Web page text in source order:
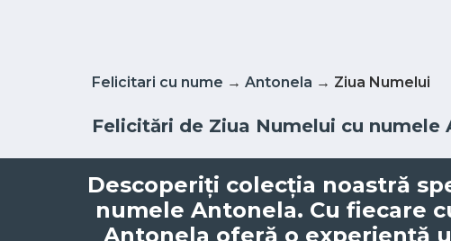
Felicitari cu nume → Antonela → Ziua Numelui
Felicitări de Ziua Numelui cu
Descoperiți colecția noastră
numele Antonela. Cu fiecare
Antonela oferă o experiență